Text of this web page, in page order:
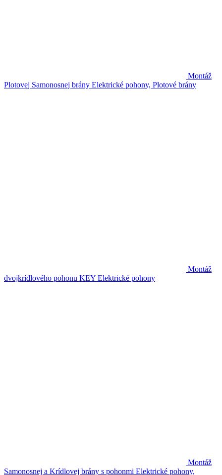
Montáž
Plotovej Samonosnej brány Elektrické pohony, Plotové brány
Montáž
dvojkrídlového pohonu KEY Elektrické pohony
Montáž
Samonosnej a Krídlovej brány s pohonmi Elektrické pohony,